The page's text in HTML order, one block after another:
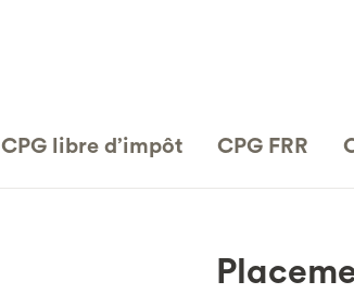
CPG libre d’impôt CPG FRR